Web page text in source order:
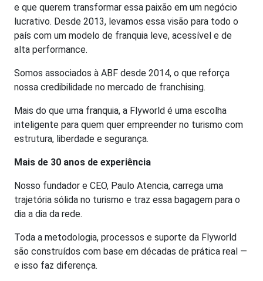
e que querem transformar essa paixão em um negócio
lucrativo. Desde 2013, levamos essa visão para todo o
país com um modelo de franquia leve, acessível e de
alta performance.
Somos associados à ABF desde 2014, o que reforça
nossa credibilidade no mercado de franchising.
Mais do que uma franquia, a Flyworld é uma escolha
inteligente para quem quer empreender no turismo com
estrutura, liberdade e segurança.
Mais de 30 anos de experiência
Nosso fundador e CEO, Paulo Atencia, carrega uma
trajetória sólida no turismo e traz essa bagagem para o
dia a dia da rede.
Toda a metodologia, processos e suporte da Flyworld
são construídos com base em décadas de prática real —
e isso faz diferença.